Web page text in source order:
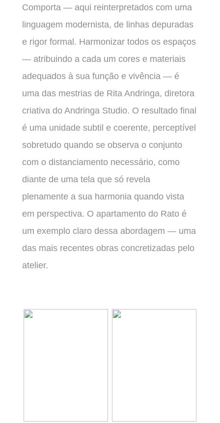
Comporta — aqui reinterpretados com uma
linguagem modernista, de linhas depuradas
e rigor formal. Harmonizar todos os espaços
— atribuindo a cada um cores e materiais
adequados à sua função e vivência — é
uma das mestrias de Rita Andringa, diretora
criativa do Andringa Studio. O resultado final
é uma unidade subtil e coerente, perceptível
sobretudo quando se observa o conjunto
com o distanciamento necessário, como
diante de uma tela que só revela
plenamente a sua harmonia quando vista
em perspectiva. O apartamento do Rato é
um exemplo claro dessa abordagem — uma
das mais recentes obras concretizadas pelo
atelier.